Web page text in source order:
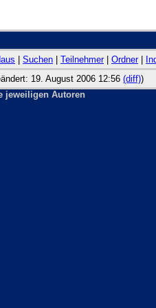
Suchen Teilnehmer| Ordner|
19. August 2006 12:56 (diff))
jeweiligen Autoren